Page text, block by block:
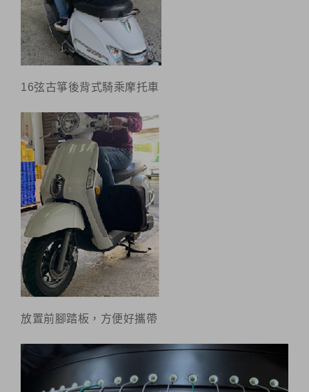
16弦古箏後背式騎乘摩托車
放置前腳踏板，方便好攜帶